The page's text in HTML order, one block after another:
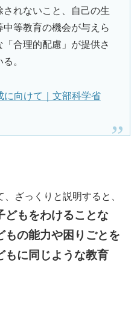
れないこと、自己の生
等教育の機会が与えら
合理的配慮」が提供さ
。
に向けて｜文部科学省
ざっくりと説明すると、
どもをわけることな
もの能力や困りごとを
もに同じような教育